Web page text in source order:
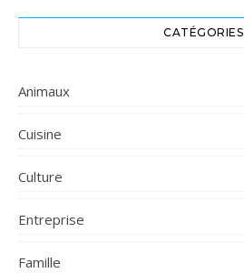
CATÉGORIES
Animaux
Cuisine
Culture
Entreprise
Famille